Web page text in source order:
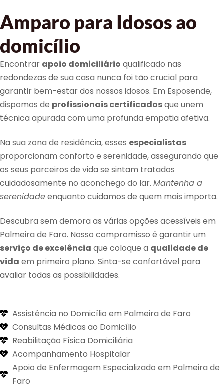
Amparo para Idosos ao
domicílio
Encontrar apoio domiciliário qualificado nas
redondezas de sua casa nunca foi tão crucial para
garantir bem-estar dos nossos idosos. Em Esposende,
dispomos de profissionais certificadosque unem
técnica apurada com uma profunda empatia afetiva.
Na sua zona de residência, esses especialistas
proporcionam conforto e serenidade, assegurando que
os seus parceiros de vida se sintam tratados
cuidadosamente no aconchego do lar. Mantenha a
serenidadeenquanto cuidamos de quem mais importa.
Descubra sem demora as várias opções acessíveis em
Palmeira de Faro. Nosso compromisso é garantir um
serviço de excelência que coloque a qualidade de
vida em primeiro plano. Sinta-se confortável para
avaliar todas as possibilidades.
Assistência no Domicílio em Palmeira de Faro
Consultas Médicas ao Domicílio
Reabilitação Física Domiciliária
Acompanhamento Hospitalar
Apoio de Enfermagem Especializado em Palmeira de
Faro